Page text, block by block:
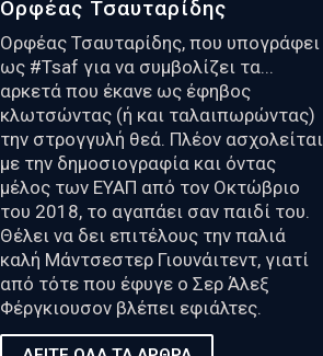
Ορφέας Τσαυταρίδης
Ορφέας Τσαυταρίδης, που υπογράφει
ως #Tsaf για να συμβολίζει τα...
αρκετά που έκανε ως έφηβος
κλωτσώντας (ή και ταλαιπωρώντας)
την στρογγυλή θεά. Πλέον ασχολείται
με την δημοσιογραφία και όντας
μέλος των ΕΥΑΠ από τον Οκτώβριο
του 2018, το αγαπάει σαν παιδί του.
Θέλει να δει επιτέλους την παλιά
καλή Μάντσεστερ Γιουνάιτεντ, γιατί
από τότε που έφυγε ο Σερ Άλεξ
Φέργκιουσον βλέπει εφιάλτες.